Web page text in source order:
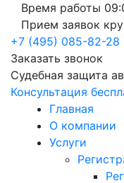
Время работы
Прием заявок
+7 (495) 085-82-28
Заказать звонок
Судебная защита
Консультация
Главная
О компании
Услуги